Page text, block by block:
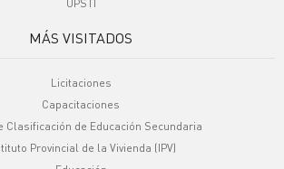
UPSTI
MÁS VISITADOS
Licitaciones
Capacitaciones
Clasificación de Educación Secundaria
Provincial de la Vivienda (IPV)